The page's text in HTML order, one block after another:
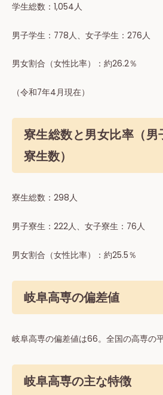
学⽣総数：1,054⼈
男⼦学⽣：778⼈、⼥⼦学⽣：276⼈
男⼥割合（女性⽐率）：約26.2％
（令和7年4月現在）
寮生総数と男女比率（
寮生数）
寮⽣総数：298⼈
男⼦寮⽣：222⼈、⼥⼦寮⽣：76⼈
男⼥割合（女性⽐率）：約25.5％
岐阜高専の偏差値
岐阜⾼専の偏差値は66。全国の⾼専の
岐阜高専の主な特徴